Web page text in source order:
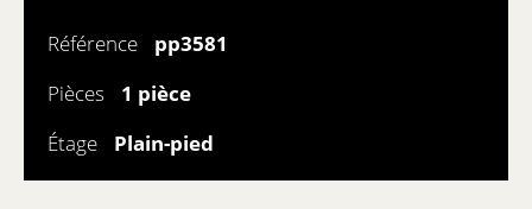
Référence
pp3581
Pièces
1 pièce
Étage
Plain-pied